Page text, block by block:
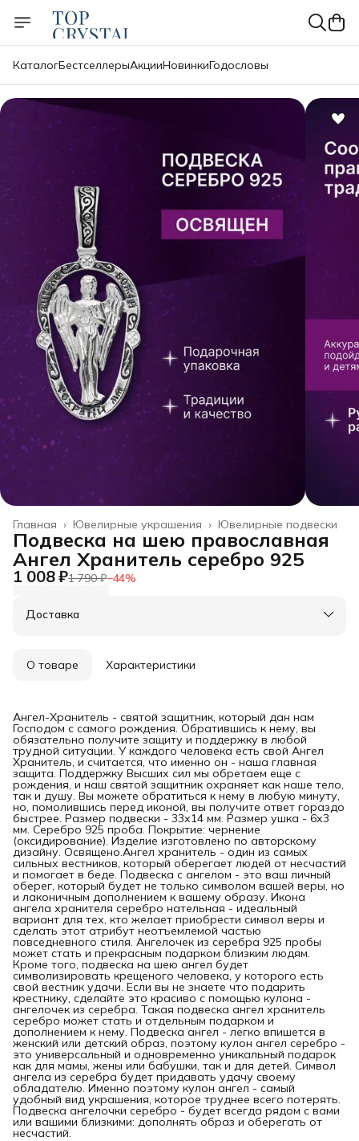
КаталогБестселлерыАкцииНовинкиГодословы
Ювелирные подвески
Ювелирные украшения ›
Главная ›
Подвеска на шею православная
Ангел Хранитель серебро 925
1 008 ₽1 790 ₽−44%
Доставка
О товаре Характеристики
Ангел-Хранитель - святой защитник, который дан нам
Господом с самого рождения. Обратившись к нему, вы
обязательно получите защиту и поддержку в любой
трудной ситуации. У каждого человека есть свой Ангел
Хранитель, и считается, что именно он - наша главная
защита. Поддержку Высших сил мы обретаем еще с
рождения, и наш святой защитник охраняет как наше тело,
так и душу. Вы можете обратиться к нему в любую минуту,
но, помолившись перед иконой, вы получите ответ гораздо
быстрее. Размер подвески - 33х14 мм. Размер ушка - 6х3
мм. Серебро 925 проба. Покрытие: чернение
(оксидирование). Изделие изготовлено по авторскому
дизайну. Освящено.Ангел хранитель - один из самых
сильных вестников, который оберегает людей от несчастий
и помогает в беде. Подвеска с ангелом - это ваш личный
оберег, который будет не только символом вашей веры, но
и лаконичным дополнением к вашему образу. Икона
ангела хранителя серебро нательная - идеальный
вариант для тех, кто желает приобрести символ веры и
сделать этот атрибут неотъемлемой частью
повседневного стиля. Ангелочек из серебра 925 пробы
может стать и прекрасным подарком близким людям.
Кроме того, подвеска на шею ангел будет
символизировать крещеного человека, у которого есть
свой вестник удачи. Если вы не знаете что подарить
крестнику, сделайте это красиво с помощью кулона -
ангелочек из серебра. Такая подвеска ангел хранитель
серебро может стать и отдельным подарком и
дополнением к нему. Подвеска ангел - легко впишется в
женский или детский образ, поэтому кулон ангел серебро -
это универсальный и одновременно уникальный подарок
как для мамы, жены или бабушки, так и для детей. Символ
ангела из серебра будет придавать удачу своему
обладателю. Именно поэтому кулон ангел - самый
удобный вид украшения, которое труднее всего потерять.
Подвеска ангелочки серебро - будет всегда рядом с вами
или вашими близкими: дополнять образ и оберегать от
несчастий.